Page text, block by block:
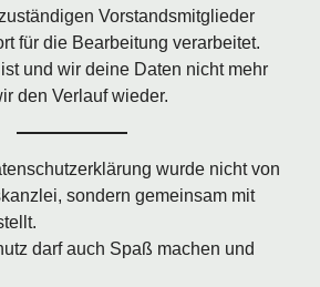
Vorstandsmitglieder
für die Bearbeitung verarbeitet.
und wir deine Daten nicht mehr
den Verlauf wieder.
wurde nicht von
sondern gemeinsam mit
darf auch Spaß machen und